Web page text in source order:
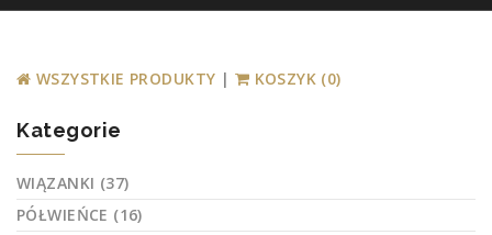
WSZYSTKIE PRODUKTY | KOSZYK (0)
Kategorie
WIĄZANKI (37)
PÓŁWIEŃCE (16)